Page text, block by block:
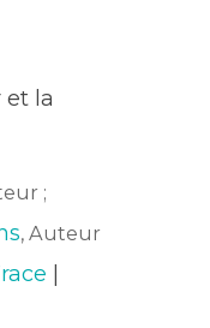
et la
;
, Auteur